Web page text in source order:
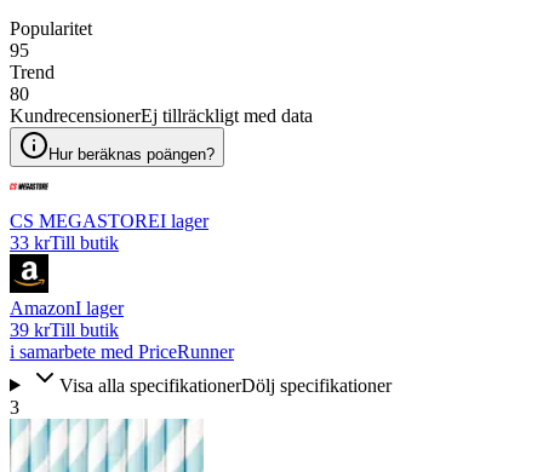
Popularitet
95
Trend
80
KundrecensionerEj tillräckligt med data
Hur beräknas poängen?
CS MEGASTOREI lager
33 krTill butik
AmazonI lager
39 krTill butik
i samarbete med PriceRunner
Visa alla specifikationerDölj specifikationer
3